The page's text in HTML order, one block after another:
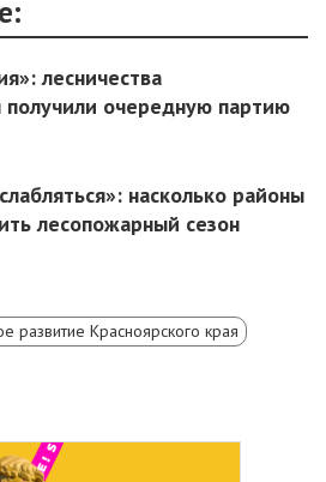
лесничества
получили очередную партию
насколько районы
лесопожарный сезон
развитие Красноярского края